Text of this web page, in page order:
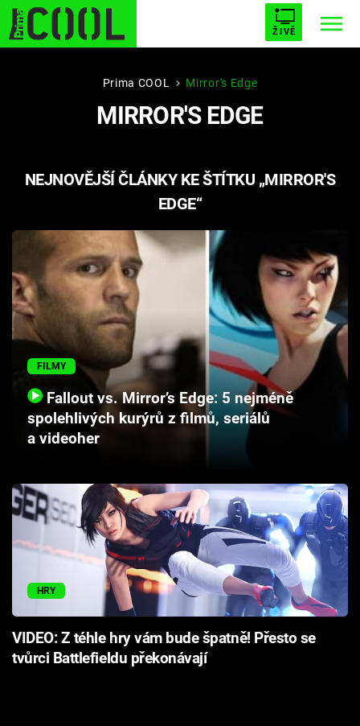
ŽIVĚ
STARHOUSE BUFFY, PŘEMOŽITELKA UPÍRŮ
PLNEJ KOTEL AVENGERS 5
Filmy
Seriály
Hry
Cool Esport
Pořady
Sledujte prima+
Přihlášení
Prima COOL Mirror's Edge
MIRROR'S EDGE
NEJNOVĚJŠÍ ČLÁNKY KE ŠTÍTKU „MIRROR'S
EDGE“
FILMY
Fallout vs. Mirror’s Edge: 5 nejméně
spolehlivých kurýrů z filmů, seriálů
a videoher
HRY
VIDEO: Z téhle hry vám bude špatně! Přesto se
tvůrci Battlefieldu překonávají